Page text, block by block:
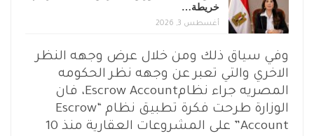
خريطة…
أغسطس 3, 2026
وفي سياق ذلك ومن خلال عرض وجهه النظر
الاخري والتي تعبر عن وجهه نظر الحكومه
المصريه جراء نظامEscrow Account، فان
الوزارة طرحت فكرة تطبيق نظام “Escrow
Account” على المشروعات العقارية منذ 10